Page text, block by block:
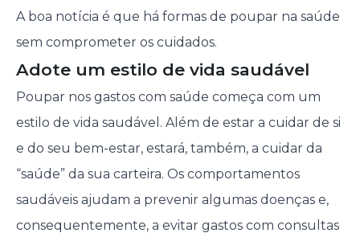
A boa notícia é que há formas de poupar na saúde
sem comprometer os cuidados.
Adote um estilo de vida saudável
Poupar nos gastos com saúde começa com um
estilo de vida saudável. Além de estar a cuidar de si
e do seu bem-estar, estará, também, a cuidar da
“saúde” da sua carteira. Os comportamentos
saudáveis ajudam a prevenir algumas doenças e,
consequentemente, a evitar gastos com consultas